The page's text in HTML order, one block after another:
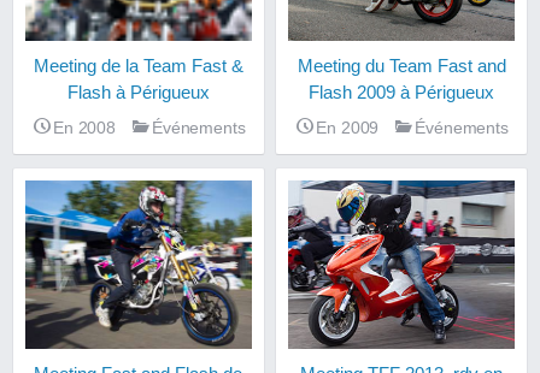
Meeting de la Team Fast &
Flash à Périgueux
En 2008 Événements
Meeting du Team Fast and
Flash 2009 à Périgueux
En 2009 Événements